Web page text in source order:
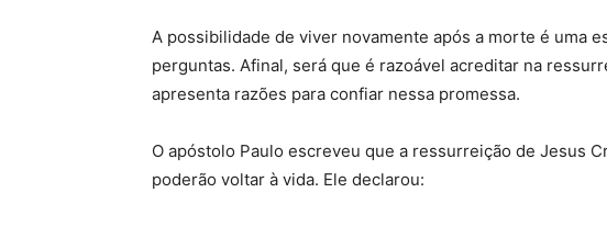
A possibilidade de viver novamente após a morte é uma
perguntas. Afinal, será que é razoável acreditar na
apresenta razões para confiar nessa promessa.
O apóstolo Paulo escreveu que a ressurreição de Jesus
poderão voltar à vida. Ele declarou: